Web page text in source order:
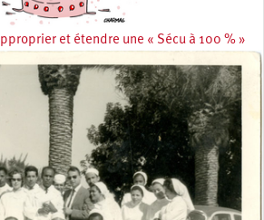
et étendre une « Sécu à 100 % »